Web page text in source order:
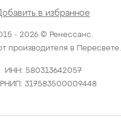
- 2026 © Ренессанс.
производителя в Пересвете.
ИНН: 580313642057
317583500009448
в избранное